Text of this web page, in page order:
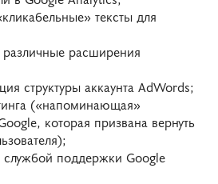
тексты для
различные расширения
структуры аккаунта AdWords;
(«напоминающая»
которая призвана вернуть
поддержки Google